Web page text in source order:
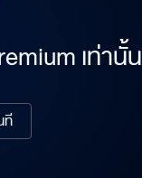
เท่านั้น
ที